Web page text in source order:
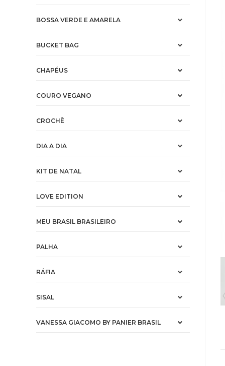
BOSSA VERDE E AMARELA
BUCKET BAG
CHAPÉUS
COURO VEGANO
CROCHÊ
DIA A DIA
KIT DE NATAL
LOVE EDITION
MEU BRASIL BRASILEIRO
PALHA
RÁFIA
SISAL
VANESSA GIACOMO BY PANIER BRASIL